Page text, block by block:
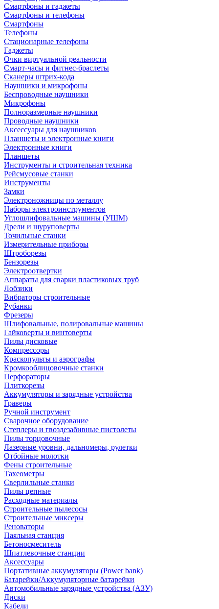
Смартфоны и гаджеты
Смартфоны и телефоны
Смартфоны
Телефоны
Стационарные телефоны
Гаджеты
Очки виртуальной реальности
Смарт-часы и фитнес-браслеты
Сканеры штрих-кода
Наушники и микрофоны
Беспроводные наушники
Микрофоны
Полноразмерные наушники
Проводные наушники
Аксессуары для наушников
Планшеты и электронные книги
Электронные книги
Планшеты
Инструменты и строительная техника
Рейсмусовые станки
Инструменты
Замки
Электроножницы по металлу
Наборы электроинструментов
Углошлифовальные машины (УШМ)
Дрели и шуруповерты
Точильные станки
Измерительные приборы
Штроборезы
Бензорезы
Электроотвертки
Аппараты для сварки пластиковых труб
Лобзики
Вибраторы строительные
Рубанки
Фрезеры
Шлифовальные, полировальные машины
Гайковерты и винтоверты
Пилы дисковые
Компрессоры
Краскопульты и аэрографы
Кромкооблицовочные станки
Перфораторы
Плиткорезы
Аккумуляторы и зарядные устройства
Граверы
Ручной инструмент
Сварочное оборудование
Степлеры и гвоздезабивные пистолеты
Пилы торцовочные
Лазерные уровни, дальномеры, рулетки
Отбойные молотки
Фены строительные
Тахеометры
Сверлильные станки
Пилы цепные
Расходные материалы
Строительные пылесосы
Строительные миксеры
Реноваторы
Паяльная станция
Бетоносмеситель
Шпатлевочные станции
Аксессуары
Портативные аккумуляторы (Power bank)
Батарейки/Аккумуляторные батарейки
Автомобильные зарядные устройства (АЗУ)
Диски
Кабели